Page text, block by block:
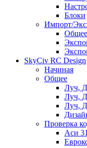
Блоки
Импорт/
Общее
SkyCiv RC Design
Начиная
Общее
Луч,
Луч,
Луч,
Проверка
Аси